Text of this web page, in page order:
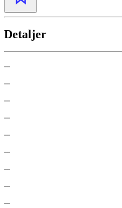
Detaljer
...
...
...
...
...
...
...
...
...